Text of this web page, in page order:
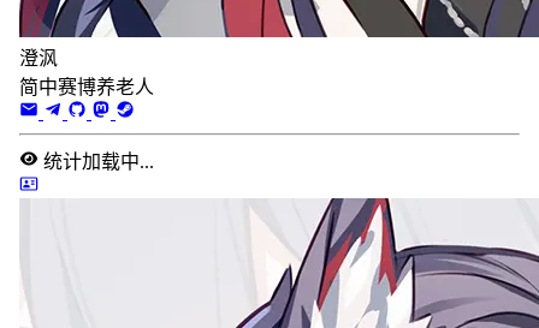
澄沨
简中赛博养老人
统计加载中...